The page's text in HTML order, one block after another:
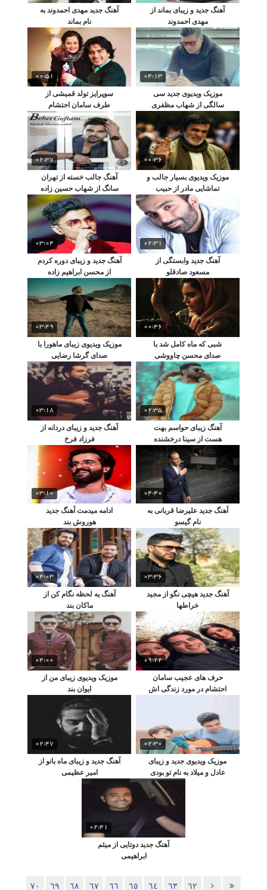
آهنگ جدید و زیبای بماند از
مهدی احمدوند
آهنگ جدید مهدی احمدوند به
نام بماند
04:13
موزیک ویدیوی جدید سی
سالگی از شهاب مظفری
00:51
سوپرایز تولد قمیشی از
طرف سامان احتشام
00:36
موزیک ویدیوی بسیار جالب و
تماشایی مادر از حبیب
02:37
آهنگ جالب خسته از تهران
سانگ از شهاب حسین زاده
02:31
آهنگ جدید وابستگی از
مسعود صادقلو
03:04
آهنگ جدید و زیبای دوره کردم
از محسن ابراهیم زاده
00:46
شبی که ماه کامل شد با
صدای محسن چاووشی
03:49
موزیک ویدیوی زیبای ماهورا با
صدای گرشا رضایی
02:35
آهنگ زیبای حواسم بهت
هست از سینا درخشنده
03:18
آهنگ جدید و زیبای دردانه از
فرزاد فرخ
04:40
آهنگ جدید علیرضا قربانی به
نام گیسو
03:10
ادامه میدمت آهنگ جدید
هوروش بند
03:36
آهنگ جدید هیچی نگو از مجید
خراطها
04:03
آهنگ یه لحظه نگام کن از
ماکان بند
09:22
حرف های عجیب سامان
احتشام در مورد زندگی اش
04:00
موزیک ویدیوی زیبای من از
ایوان بند
02:30
موزیک ویدیوی جدید و زیبای
عادل و میلاد به نام تو بودی
02:47
آهنگ جدید و زیبای ماه بانو از
امیر عظیمی
02:41
آهنگ جدید دوتایی از میثم
ابراهیمی
٦٢ ٦٣ ٦٤ ٦٥ ٦٦ ٦٧ ٦٨ ٦٩ ٧٠